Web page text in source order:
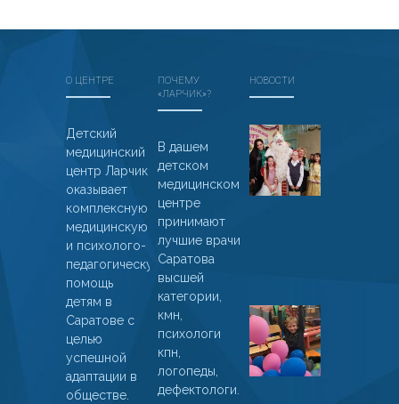
О ЦЕНТРЕ
Детский
медицинский
центр Ларчик
оказывает
комплексную
медицинскую
и психолого-
педагогическую
помощь
детям в
Саратове с
целью
успешной
адаптации в
обществе.
ПОЧЕМУ
«ЛАРЧИК»?
В дашем
детском
медицинском
центре
принимают
лучшие врачи
Саратова
высшей
категории,
кмн,
психологи
кпн,
логопеды,
дефектологи.
НОВОСТИ